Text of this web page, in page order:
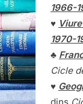
1966-
♥
1970-
♣
Cicle
♥